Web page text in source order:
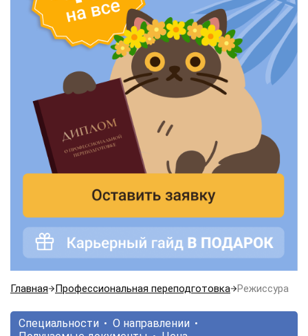
Главная Профессиональная переподготовка Режиссура
Специальности
О направлении